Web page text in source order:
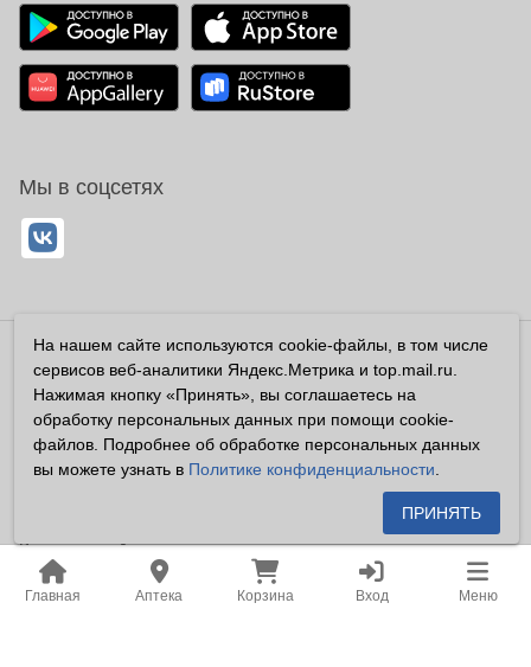
Главная Аптека Корзина Вход Меню
Мы в соцсетях
Владелец сайта ООО «Суперфарма» ОГРН 1032700302194
Все права защищены ©2026
Информация, размещенная на данном сайте имеет
справочный характер, и не должна восприниматься
посетителями сайта как публичная оферта, предусмотренная
Владелец сайта устанавливает запрет на цитирование,
копирование и размещение информации, размещенной на
настоящем сайте newapteka.ru, включая информацию о
На нашем сайте используются cookie-файлы, в том числе
сервисов веб-аналитики Яндекс.Метрика и top.mail.ru.
Нажимая кнопку «Принять», вы соглашаетесь на
обработку персональных данных при помощи cookie-
файлов. Подробнее об обработке персональных данных
вы можете узнать в Политике конфиденциальности
ПРИНЯТЬ